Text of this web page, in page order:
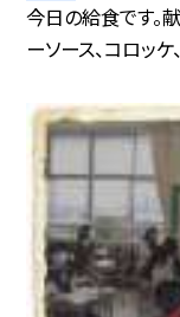
今日の給食です。
ーソース、コロッケ